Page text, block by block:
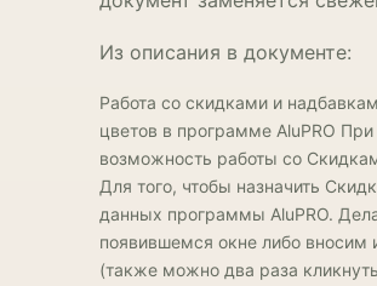
Из описания в документе:
Работа со скидками и
цветов в программе AluPRO
возможность работы со
Для того, чтобы назначить
данных программы AluPRO.
появившемся окне либо
(также можно два раза